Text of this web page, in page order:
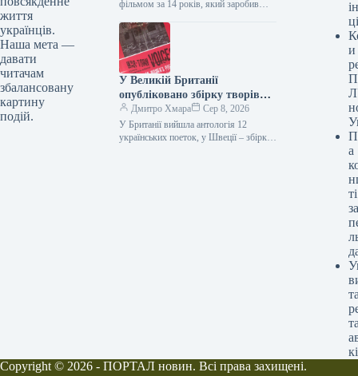
життя
українців.
Наша мета —
давати
читачам
збалансовану
картину
подій.
фільмом за 14 років, який заробив
Укрінформ Стрічка Крістофера
Нолана…
У Великій Британії
опубліковано збірку творів
дванадцяти українських
письменниць, а у Швеції –
видання п’єс Наталки
Дмитро Хмара
Сер 8, 2026
У Британії вийшла антологія 12
українських поеток, у Швеції – збірка
ці
и
а
Copyright © 2026 - ПОРТАЛ новин. Всі права захищені.